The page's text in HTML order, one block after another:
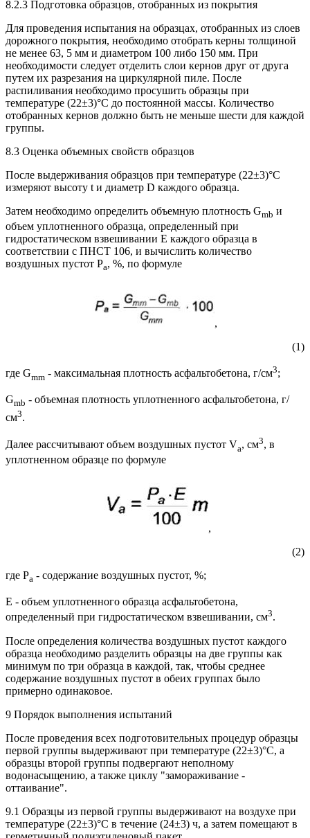
8.2.3 Подготовка образцов, отобранных из покрытия
Для проведения испытания на образцах, отобранных из слоев
дорожного покрытия, необходимо отобрать керны толщиной
не менее 63, 5 мм и диаметром 100 либо 150 мм. При
необходимости следует отделить слои кернов друг от друга
путем их разрезания на циркулярной пиле. После
распиливания необходимо просушить образцы при
температуре (22±3)°С до постоянной массы. Количество
отобранных кернов должно быть не меньше шести для каждой
группы.
8.3 Оценка объемных свойств образцов
После выдерживания образцов при температуре (22±3)°С
измеряют высоту t и диаметр D каждого образца.
Затем необходимо определить объемную плотность Gmb и
объем уплотненного образца, определенный при
гидростатическом взвешивании Е каждого образца в
соответствии с ПНСТ 106, и вычислить количество
воздушных пустот Pa, %, по формуле
,
(1)
где Gmm - максимальная плотность асфальтобетона, г/см3;
Gmb - объемная плотность уплотненного асфальтобетона, г/
см3.
Далее рассчитывают объем воздушных пустот Va, см3, в
уплотненном образце по формуле
,
(2)
где Pa - содержание воздушных пустот, %;
Е - объем уплотненного образца асфальтобетона,
определенный при гидростатическом взвешивании, см3.
После определения количества воздушных пустот каждого
образца необходимо разделить образцы на две группы как
минимум по три образца в каждой, так, чтобы среднее
содержание воздушных пустот в обеих группах было
примерно одинаковое.
9 Порядок выполнения испытаний
После проведения всех подготовительных процедур образцы
первой группы выдерживают при температуре (22±3)°С, а
образцы второй группы подвергают неполному
водонасыщению, а также циклу "замораживание -
оттаивание".
9.1 Образцы из первой группы выдерживают на воздухе при
температуре (22±3)°С в течение (24±3) ч, а затем помещают в